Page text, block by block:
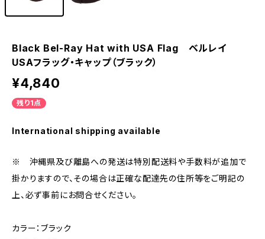
Black Bel-Ray Hat with USA Flag ベルレイ
USAフラッグ・キャップ（ブラック）
¥4,840
残り1点
International shipping available
※ 沖縄県及び離島への発送は特別配送料や手数料が追加で
掛かりますので、その場合は正確な配達先の住所等をご明記の
上、必ず事前にお問合せください。
カラー：ブラック